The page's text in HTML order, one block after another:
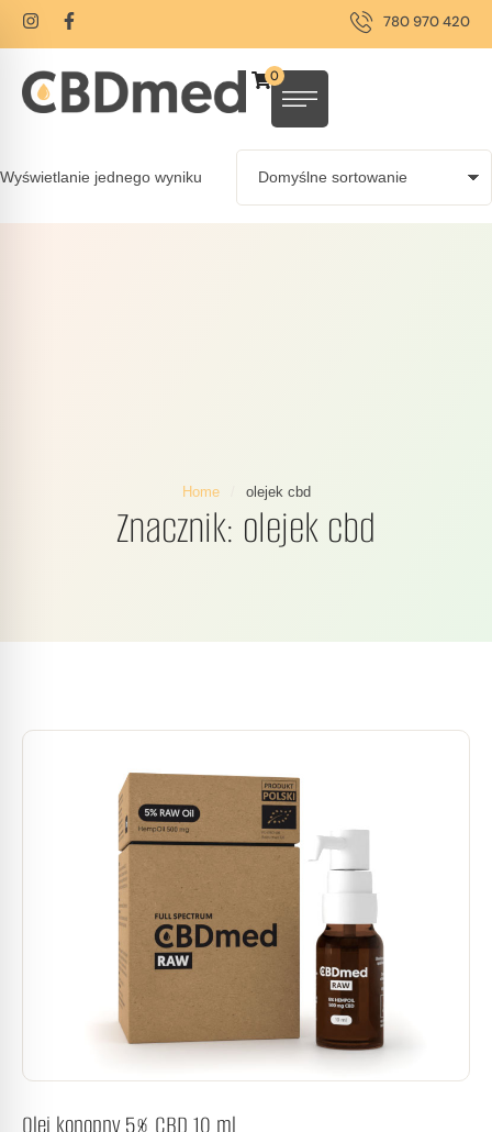
780 970 420
0
Wyświetlanie jednego wyniku
Home olejek cbd
Znacznik: olejek cbd
Olej konopny 5% CBD 10 ml